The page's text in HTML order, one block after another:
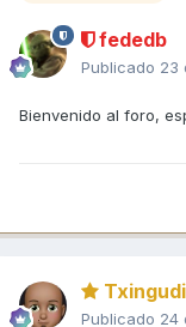
fededb
Publicado 23
Bienvenido al foro,
Txingudi
Publicado 24